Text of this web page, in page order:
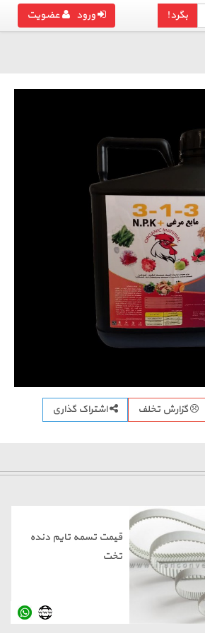
ورود عضویت بگرد!
گزارش تخلف اشتراک گذاری
قیمت تسمه تایم دنده
تخت